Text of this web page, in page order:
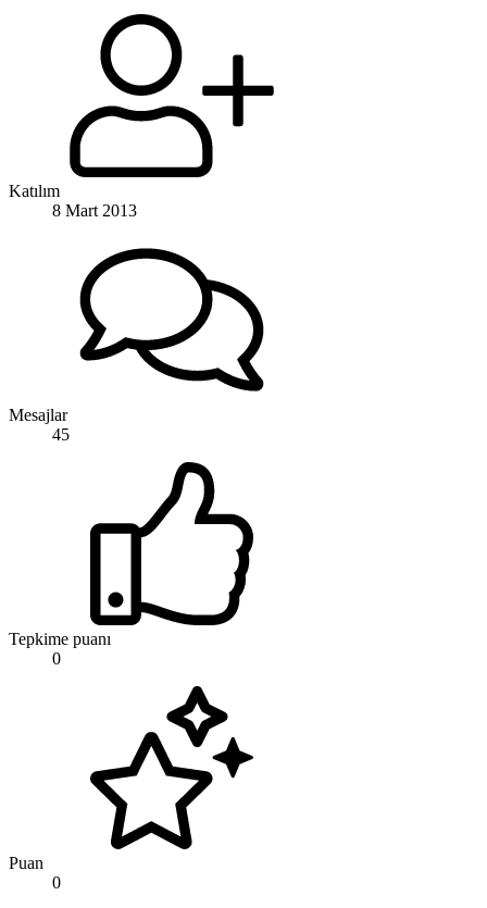
Katılım
8 Mart 2013
Mesajlar
45
Tepkime puanı
0
Puan
0